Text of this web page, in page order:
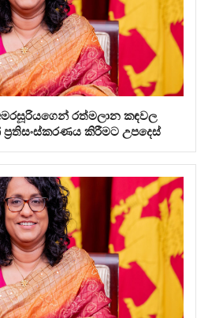
රත්මලාන කඳවල
කිරීමට උපදෙස්